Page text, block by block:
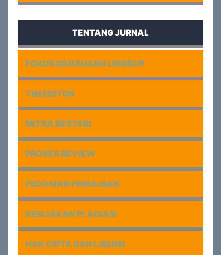
TENTANG JURNAL
FOKUS DAN RUANG LINGKUP
TIM EDITOR
MITRA BESTARI
PROSES REVIEW
PEDOMAN PENULISAN
KEBIJAKAN PLAGIASI
HAK CIPTA DAN LISENSI